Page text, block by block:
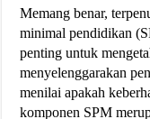
Memang benar,
minimal pendidikan
penting untuk
menyelenggarakan
menilai apakah
komponen SPM